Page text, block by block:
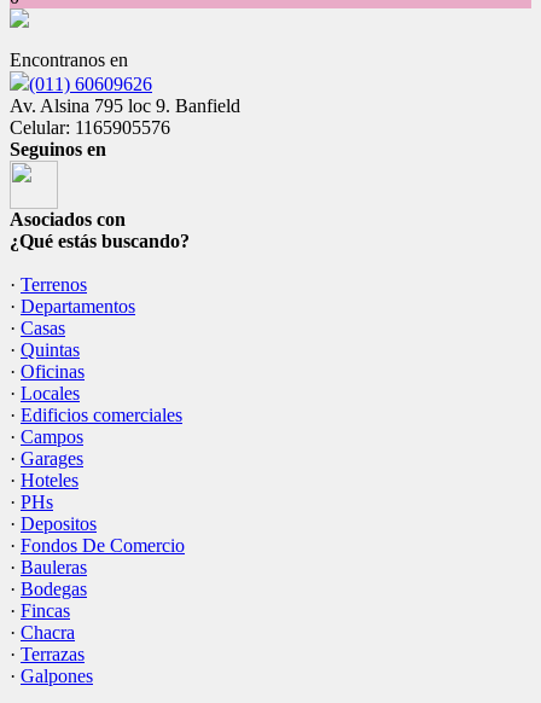
Encontranos en
(011) 60609626
Av. Alsina 795 loc 9. Banfield
Celular: 1165905576
Seguinos en
Asociados con
¿Qué estás buscando?
· Terrenos
· Departamentos
· Casas
· Quintas
· Oficinas
· Locales
· Edificios comerciales
· Campos
· Garages
· Hoteles
· PHs
· Depositos
· Fondos De Comercio
· Bauleras
· Bodegas
· Fincas
· Chacra
· Terrazas
· Galpones